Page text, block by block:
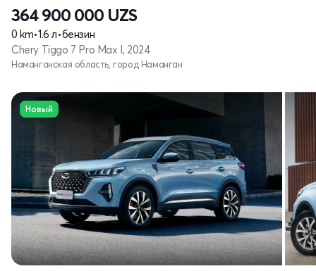
364 900 000 UZS
0 km•1.6 л•бензин
Chery Tiggo 7 Pro Max I, 2024
Наманганская область, город Наманган
Новый